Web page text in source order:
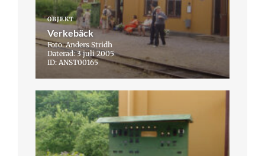
OBJEKT
Verkebäck
Foto: Anders Stridh
Daterad: 3 juli 2005
ID: ANST00165